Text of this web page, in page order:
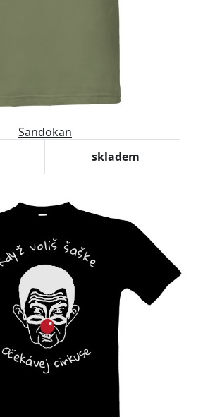
Sandokan
skladem